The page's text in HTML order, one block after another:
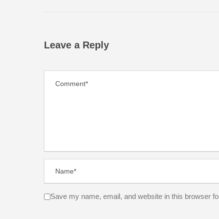
Leave a Reply
Save my name, email, and website in this browser